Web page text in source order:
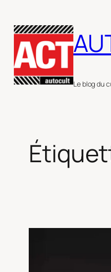
au
contenu
Le blog du